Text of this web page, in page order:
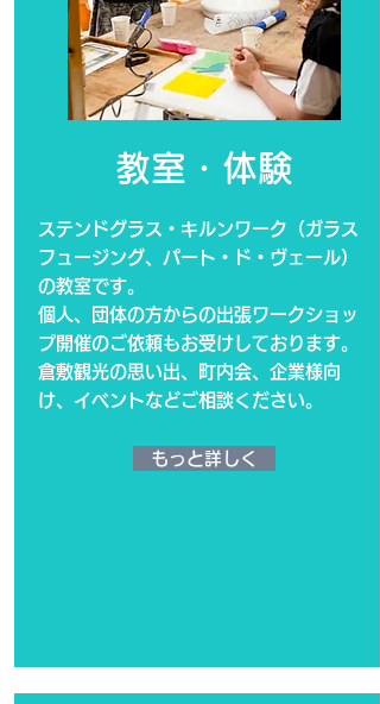
教室・体験
ステンドグラス・キルンワーク（ガラス
フュージング、パート・ド・ヴェール）
の教室です。
個人、団体の方からの出張ワークショッ
プ開催のご依頼もお受けしております。
倉敷観光の思い出、町内会、企業様向
け、イベントなどご相談ください。
もっと詳しく